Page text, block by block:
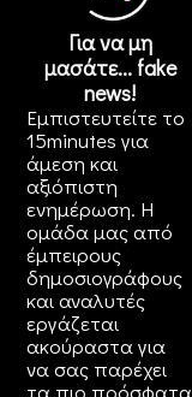
Για να μη
μασάτε... fake
news!
Εμπιστευτείτε το
15minutes για
άμεση και
αξιόπιστη
ενημέρωση. Η
ομάδα μας από
έμπειρους
δημοσιογράφους
και αναλυτές
εργάζεται
ακούραστα για
να σας παρέχει